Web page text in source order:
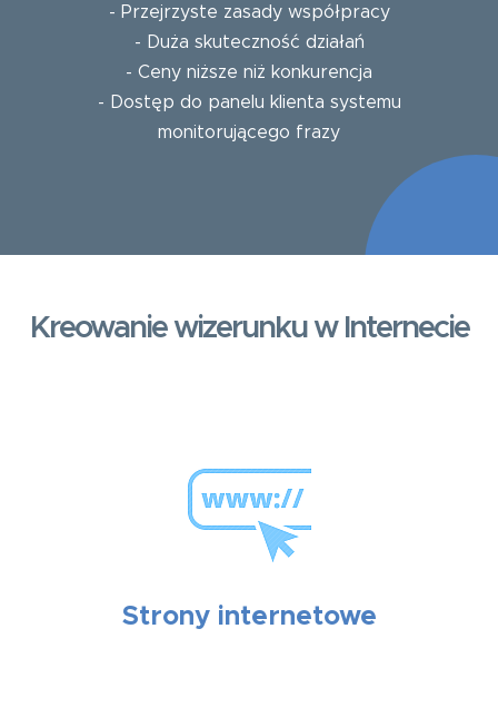
- Przejrzyste zasady współpracy
- Duża skuteczność działań
- Ceny niższe niż konkurencja
- Dostęp do panelu klienta systemu
monitorującego frazy
Kreowanie wizerunku w Internecie
Strony internetowe